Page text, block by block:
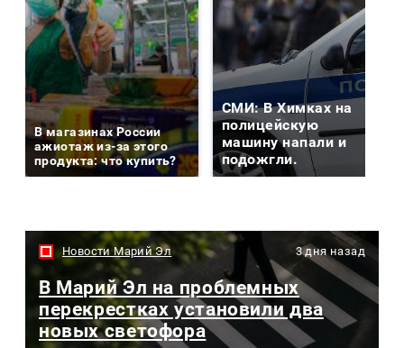
В магазинах России
ажиотаж из-за этого
продукта: что купить?
СМИ: В Химках на
полицейскую
машину напали и
подожгли.
Новости Марий Эл 3 дня назад
В Марий Эл на проблемных
перекрестках установили два
новых светофора